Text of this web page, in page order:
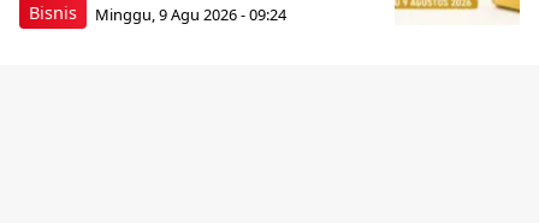
Bisnis Minggu, 9 Agu 2026 - 09:24